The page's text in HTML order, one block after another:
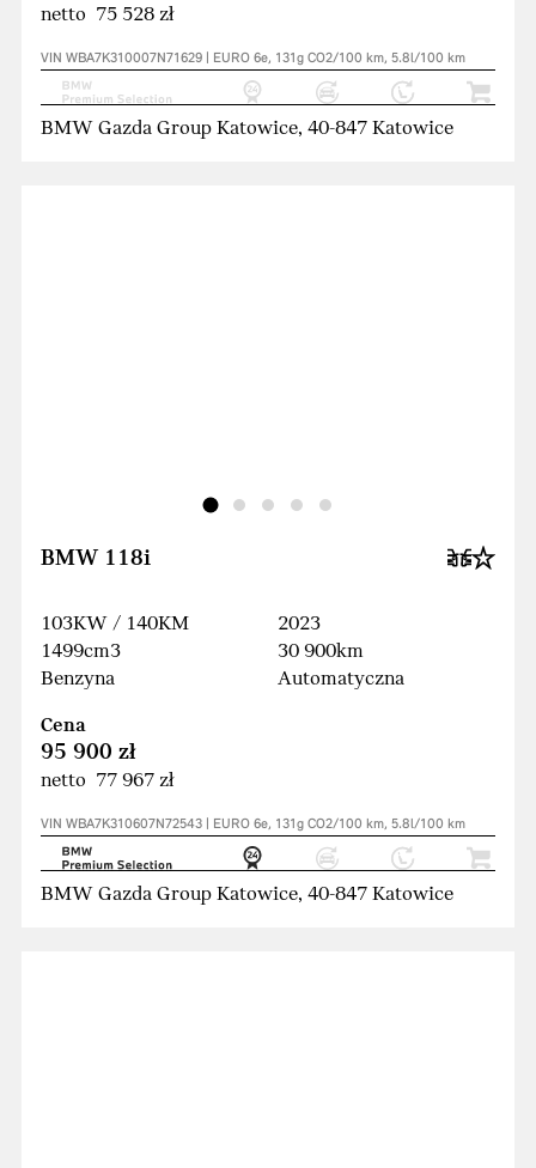
netto 75 528 zł
VIN WBA7K310007N71629 | EURO 6e, 131g CO2/100 km, 5.8l/100 km
BMW Gazda Group Katowice, 40-847 Katowice
BMW 118i
103KW / 140KM
1499cm3
Benzyna
2023
30 900km
Automatyczna
Cena
95 900 zł
netto 77 967 zł
VIN WBA7K310607N72543 | EURO 6e, 131g CO2/100 km, 5.8l/100 km
BMW Gazda Group Katowice, 40-847 Katowice